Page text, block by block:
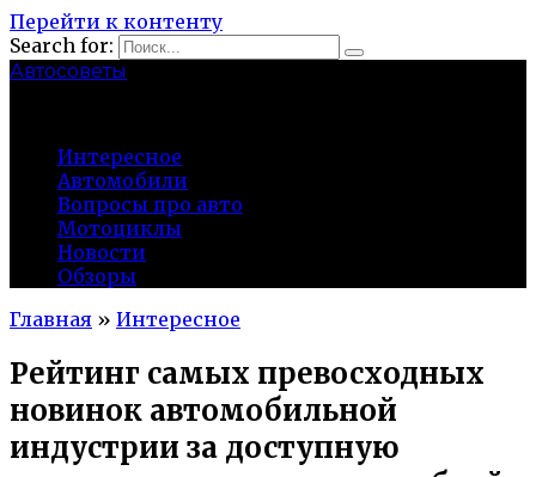
Перейти к контенту
Search for:
Автосоветы
Интересное
Автомобили
Вопросы про авто
Мотоциклы
Новости
Обзоры
Главная » Интересное
Рейтинг самых превосходных
новинок автомобильной
индустрии за доступную